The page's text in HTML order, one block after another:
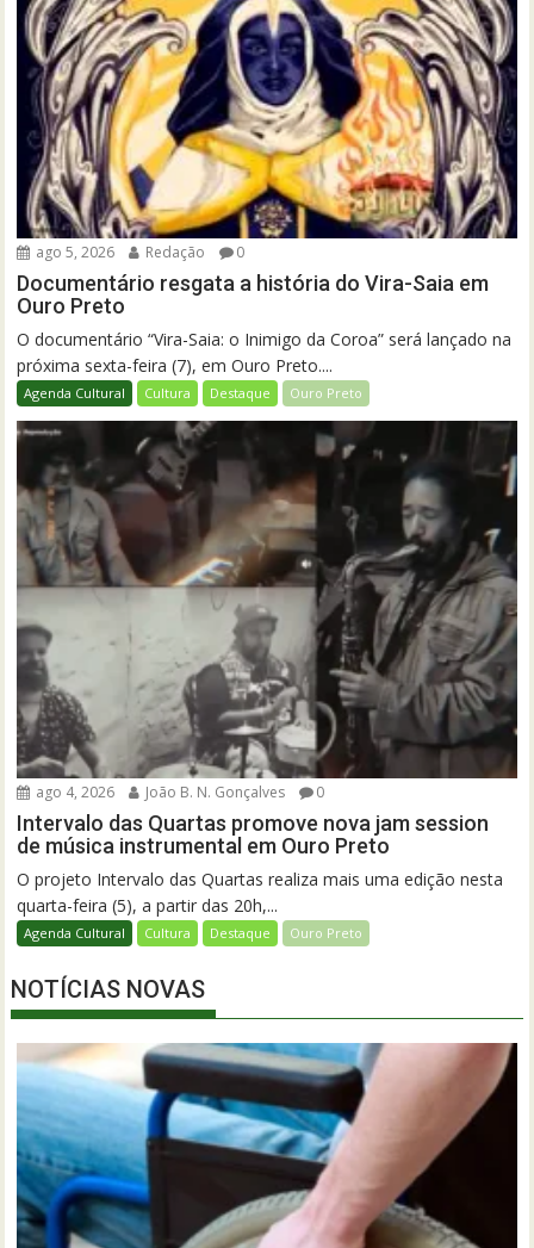
ago 5, 2026 Redação 0
Documentário resgata a história do Vira-Saia em
Ouro Preto
O documentário “Vira-Saia: o Inimigo da Coroa” será lançado na
próxima sexta-feira (7), em Ouro Preto....
Agenda Cultural Cultura Destaque Ouro Preto
ago 4, 2026 João B. N. Gonçalves 0
Intervalo das Quartas promove nova jam session
de música instrumental em Ouro Preto
O projeto Intervalo das Quartas realiza mais uma edição nesta
quarta-feira (5), a partir das 20h,...
Agenda Cultural Cultura Destaque Ouro Preto
NOTÍCIAS NOVAS